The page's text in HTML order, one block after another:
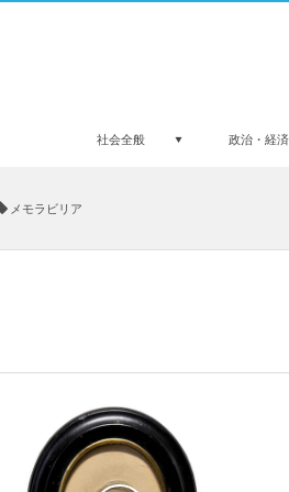
社会全般 政治・経済
メモラビリア